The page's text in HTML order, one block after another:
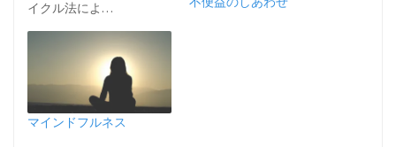
イクル法によ…
マインドフルネス